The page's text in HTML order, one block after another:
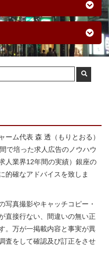
ーム代表 森 透（もりとおる）
で培った求人広告のノウハウ
人業界12年間の実績）銀座の
的確なアドバイスを致しま
写真撮影やキャッチコピー・
直接行ない、間違いの無い正
。万が一掲載内容と事実が異
査をして確認及び訂正をさせ